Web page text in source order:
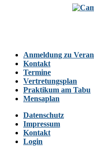
Anmeldung zu
Kontakt
Termine
Vertretungsplan
Praktikum am Tabu
Mensaplan
Datenschutz
Impressum
Kontakt
Login